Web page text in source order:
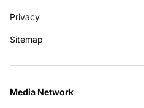
Privacy
Sitemap
Media Network